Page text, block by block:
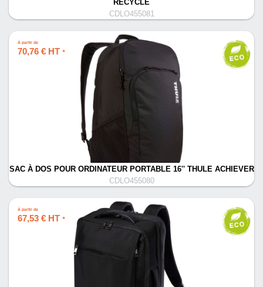
RECYCLÉ
CDLO455081
À partir de
70,76 € HT *
SAC À DOS POUR ORDINATEUR PORTABLE 16'' THULE ACHIEVER
CDLO455080
À partir de
67,53 € HT *